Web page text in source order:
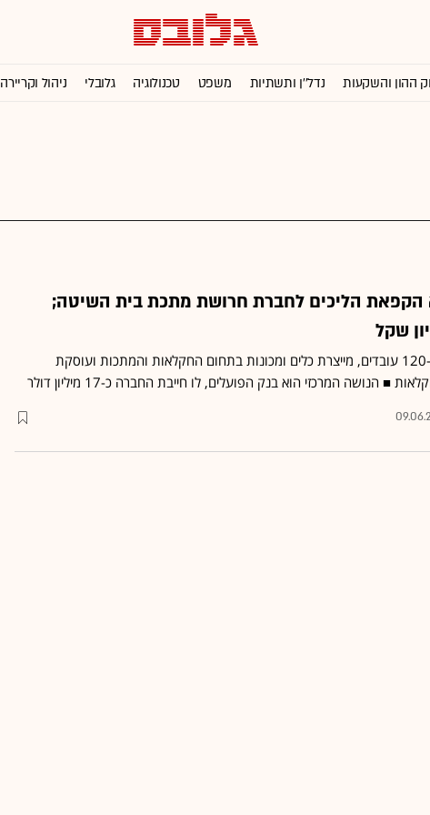
ההון והשקעות נדל''ן ותשתיות משפט טכנולוגיה גלובלי ניהול וקריירה
הקפאת הליכים לחברת חרושת מתכת בית השיטה;
החברה, המעסיקה כ-120 עובדים, מייצרת כלים ומכונות בתחום החקלאות והמתכות ועוסקת
■ הנושה המרכזי הוא בנק הפועלים, לו חייבת החברה כ-17 מיליון דולר